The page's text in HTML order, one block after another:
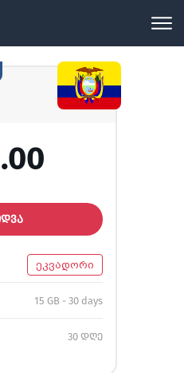
ეკვადორი
15 GB - 30 days
30 დღე